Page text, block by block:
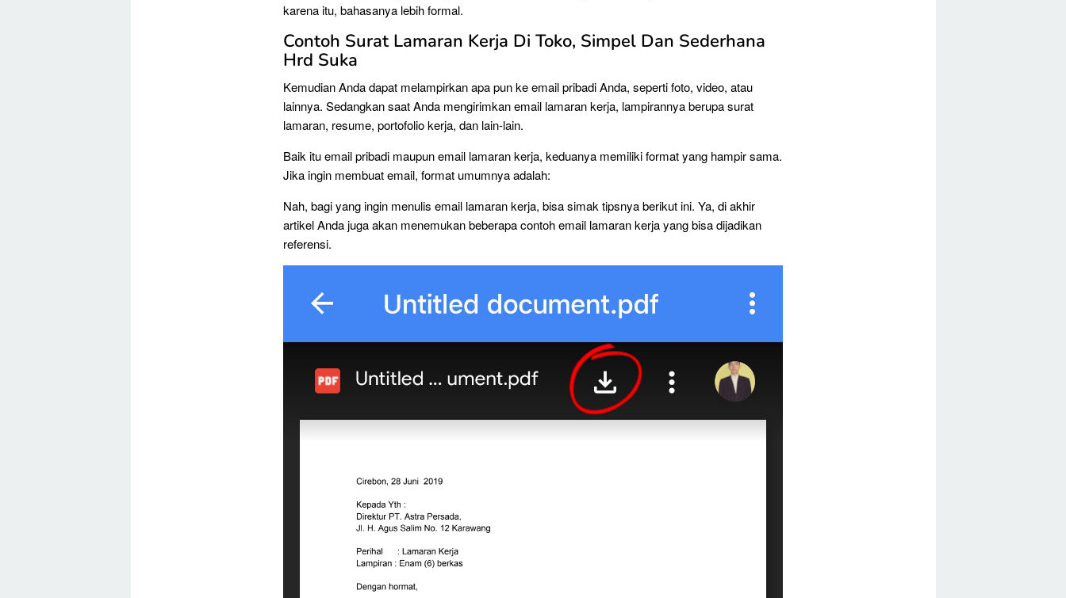
karena itu, bahasanya lebih formal.
Contoh Surat Lamaran Kerja Di Toko, Simpel Dan Sederhana
Hrd Suka
Kemudian Anda dapat melampirkan apa pun ke email pribadi Anda, seperti foto, video, atau
lainnya. Sedangkan saat Anda mengirimkan email lamaran kerja, lampirannya berupa surat
lamaran, resume, portofolio kerja, dan lain-lain.
Baik itu email pribadi maupun email lamaran kerja, keduanya memiliki format yang hampir sama.
Jika ingin membuat email, format umumnya adalah:
Nah, bagi yang ingin menulis email lamaran kerja, bisa simak tipsnya berikut ini. Ya, di akhir
artikel Anda juga akan menemukan beberapa contoh email lamaran kerja yang bisa dijadikan
referensi.